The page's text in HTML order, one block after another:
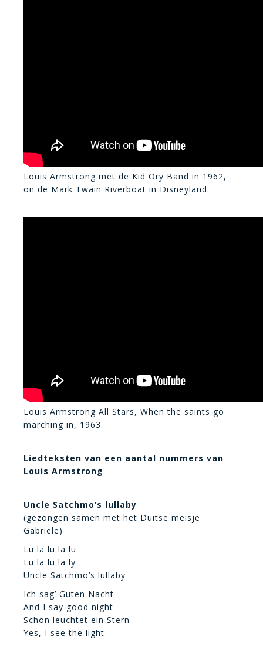
Louis Armstrong met de Kid Ory Band in 1962,
on de Mark Twain Riverboat in Disneyland.
Louis Armstrong All Stars, When the saints go
marching in, 1963.
Liedteksten van een aantal nummers van
Louis Armstrong
Uncle Satchmo’s lullaby
(gezongen samen met het Duitse meisje
Gabriele)
Lu la lu la lu
Lu la lu la ly
Uncle Satchmo’s lullaby
Ich sag’ Guten Nacht
And I say good night
Schön leuchtet ein Stern
Yes, I see the light